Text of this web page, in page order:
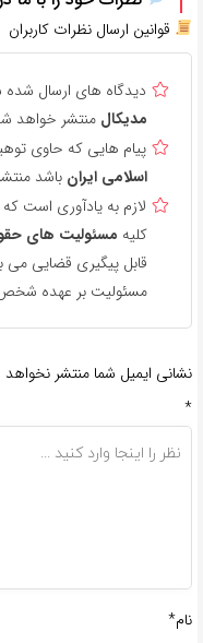
قوانین ارسال نظرات کاربران
دیدگاه های ارسال
مدیکال منتشر خواهد
پیام هایی که حاوی
اسلامی ایران باشد
لازم به یادآوری
کلیه مسئولیت های
قابل پیگیری قضایی
مسئولیت بر عهده
نشانی ایمیل شما منتشر
*
نام*